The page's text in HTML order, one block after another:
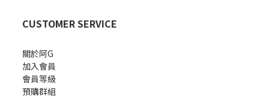
CUSTOMER SERVICE
關於阿G
加入會員
會員等級
預購群組